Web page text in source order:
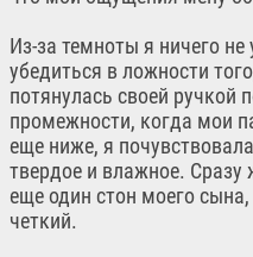
Из-за темноты я ничего
убедиться в ложности
потянулась своей ручкой
промежности, когда мои
еще ниже, я
твердое и влажное. Сразу
еще один стон моего
четкий.